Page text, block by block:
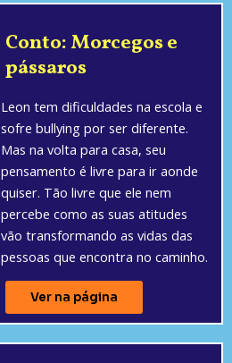
Conto: Morcegos e
pássaros
Leon tem dificuldades na escola e
sofre bullying por ser diferente.
Mas na volta para casa, seu
pensamento é livre para ir aonde
quiser. Tão livre que ele nem
percebe como as suas atitudes
vão transformando as vidas das
pessoas que encontra no caminho.
Ver na página